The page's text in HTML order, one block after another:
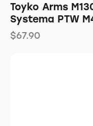
Toyko Arms
Systema PTW
$67.90